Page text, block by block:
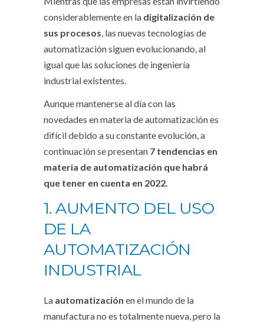
considerablemente en la digitalización de
sus procesos, las nuevas tecnologías de
automatización siguen evolucionando, al
igual que las soluciones de ingeniería
industrial existentes.
Aunque mantenerse al día con las
novedades en materia de automatización es
difícil debido a su constante evolución, a
continuación se presentan 7 tendencias en
materia de automatización que habrá
que tener en cuenta en 2022.
1. AUMENTO DEL USO
DE LA
AUTOMATIZACIÓN
INDUSTRIAL
La automatización en el mundo de la
manufactura no es totalmente nueva, pero la